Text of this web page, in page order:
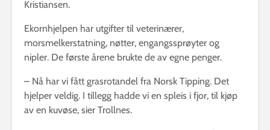
Kristiansen.
Ekornhjelpen har utgifter til veterinærer,
morsmelkerstatning, nøtter, engangssprøyter og
nipler. De første årene brukte de av egne penger.
– Nå har vi fått grasrotandel fra Norsk Tipping. Det
hjelper veldig. I tillegg hadde vi en spleis i fjor, til kjøp
av en kuvøse, sier Trollnes.